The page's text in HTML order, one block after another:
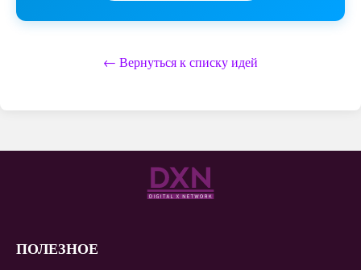
← Вернуться к списку идей
ПОЛЕЗНОЕ